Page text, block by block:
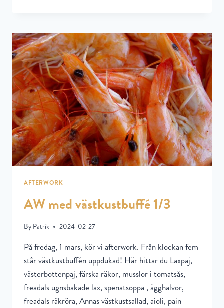
AFTERWORK
AW med västkustbuffé 1/3
By Patrik 2024-02-27
På fredag, 1 mars, kör vi afterwork. Från klockan fem
står västkustbuffén uppdukad! Här hittar du Laxpaj,
västerbottenpaj, färska räkor, musslor i tomatsås,
freadals ugnsbakade lax, spenatsoppa , ägghalvor,
freadals räkröra, Annas västkustsallad, aioli, pain